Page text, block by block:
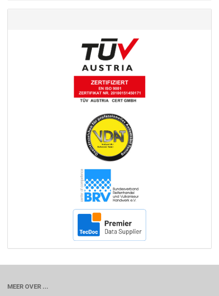
MEER OVER ...